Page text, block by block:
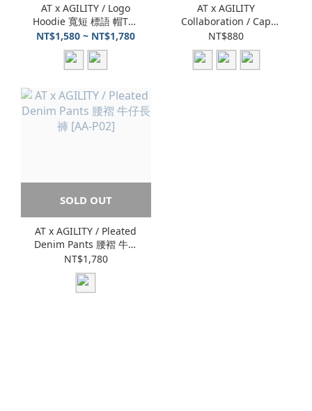
AT x AGILITY / Logo
Hoodie 寬短 標語 帽Tee
[AA-HD1]
NT$1,580 ~ NT$1,780
AT x AGILITY
Collaboration / Cap
[AA-A02]
NT$880
SOLD OUT
AT x AGILITY / Pleated
Denim Pants 腰褶 牛仔
長褲 [AA-P02]
NT$1,780